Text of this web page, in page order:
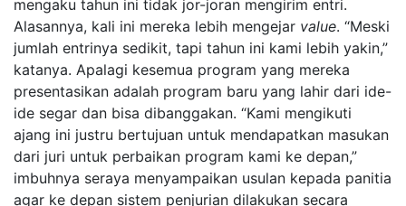
mengaku tahun ini tidak jor-joran mengirim entri.
Alasannya, kali ini mereka lebih mengejar value. “Meski
jumlah entrinya sedikit, tapi tahun ini kami lebih yakin,”
katanya. Apalagi kesemua program yang mereka
presentasikan adalah program baru yang lahir dari ide-
ide segar dan bisa dibanggakan. “Kami mengikuti
ajang ini justru bertujuan untuk mendapatkan masukan
dari juri untuk perbaikan program kami ke depan,”
imbuhnya seraya menyampaikan usulan kepada panitia
agar ke depan sistem penjurian dilakukan secara